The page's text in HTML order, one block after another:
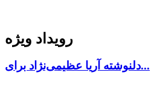
رویداد ویژه
دلنوشته آریا عظیمی‌نژاد برای...